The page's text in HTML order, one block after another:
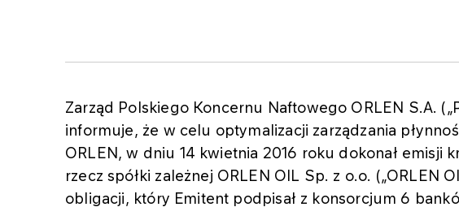
Zarząd Polskiego Koncernu Naftowego ORLEN S.A.
informuje, że w celu optymalizacji zarządzania
ORLEN, w dniu 14 kwietnia 2016 roku dokonał emisji
rzecz spółki zależnej ORLEN OIL Sp. z o.o. („ORLEN
obligacji, który Emitent podpisał z konsorcjum 6